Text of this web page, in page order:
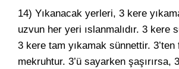
14) Yıkanacak yerleri, 3 kere
uzvun her yeri ıslanmalıdır. 3 kere
3 kere tam yıkamak sünnettir. 3’ten
mekruhtur. 3’ü sayarken şaşırırsa,